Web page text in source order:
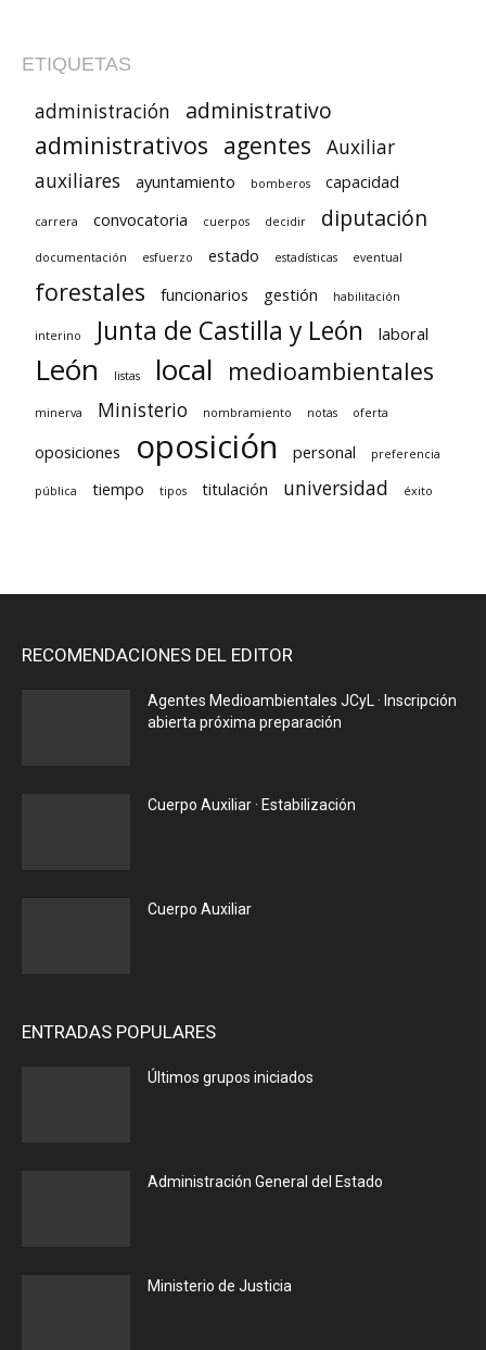
ETIQUETAS
administración administrativo
administrativos agentes
Auxiliar
auxiliares
ayuntamiento bomberos capacidad
carrera convocatoria cuerpos decidir diputación
documentación esfuerzo estado estadísticas eventual
forestales funcionarios gestión habilitación
interino Junta de Castilla y León laboral
León listas local medioambientales
minerva Ministerio nombramiento notas oferta
oposiciones oposición personal preferencia
pública tiempo tipos titulación universidad éxito
RECOMENDACIONES DEL EDITOR
Agentes Medioambientales JCyL · Inscripción
abierta próxima preparación
Cuerpo Auxiliar · Estabilización
Cuerpo Auxiliar
ENTRADAS POPULARES
Últimos grupos iniciados
Administración General del Estado
Ministerio de Justicia